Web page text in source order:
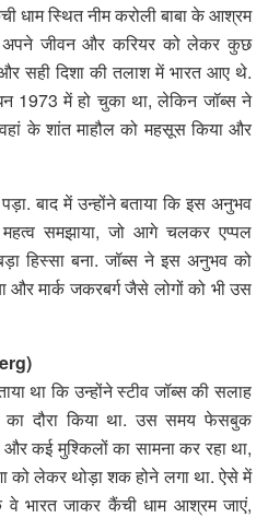
धाम स्थित नीम करोली बाबा के आश्रम
अपने जीवन और करियर को लेकर कुछ
सही दिशा की तलाश में भारत आए थे.
1973 में हो चुका था, लेकिन जॉब्स ने
के शांत माहौल को महसूस किया और
बाद में उन्होंने बताया कि इस अनुभव
समझाया, जो आगे चलकर एप्पल
हिस्सा बना. जॉब्स ने इस अनुभव को
और मार्क जकरबर्ग जैसे लोगों को भी उस
था कि उन्होंने स्टीव जॉब्स की सलाह
का दौरा किया था. उस समय फेसबुक
कई मुश्किलों का सामना कर रहा था,
को लेकर थोड़ा शक होने लगा था. ऐसे में
वे भारत जाकर कैंची धाम आश्रम जाएं,